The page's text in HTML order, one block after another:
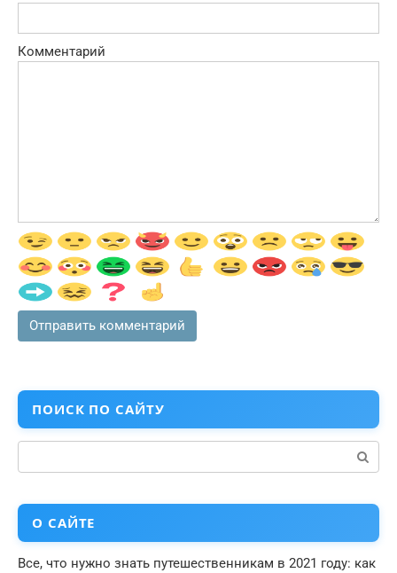
Комментарий
ПОИСК ПО САЙТУ
Поиск:
О САЙТЕ
Все, что нужно знать путешественникам в 2021 году: как